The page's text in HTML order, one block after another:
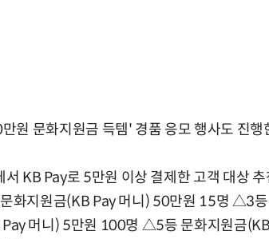
원 문화지원금 득템' 경품 응모 행사도 진행
서 KB Pay로 5만원 이상 결제한 고객 대상
화지원금(KB Pay 머니) 50만원 15명 △3
머니) 5만원 100명 △5등 문화지원금